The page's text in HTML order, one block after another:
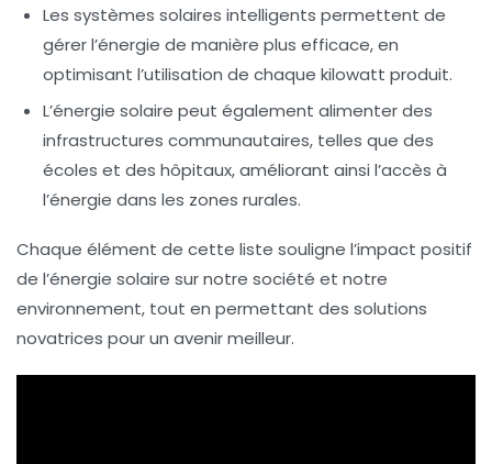
Les systèmes solaires intelligents permettent de
gérer l’énergie de manière plus efficace, en
optimisant l’utilisation de chaque kilowatt produit.
L’énergie solaire peut également alimenter des
infrastructures communautaires, telles que des
écoles et des hôpitaux, améliorant ainsi l’accès à
l’énergie dans les zones rurales.
Chaque élément de cette liste souligne l’impact positif
de l’énergie solaire sur notre société et notre
environnement, tout en permettant des solutions
novatrices pour un avenir meilleur.